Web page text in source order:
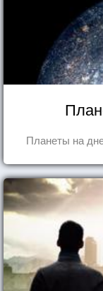
Планеты на